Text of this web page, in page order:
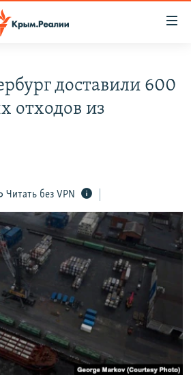
11 ИСТОРИЙ СОПРОТИВЛЕНИЯ
доставили 600
отходов из
Читать без VPN